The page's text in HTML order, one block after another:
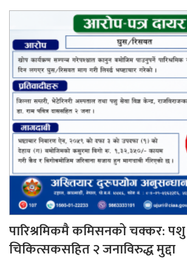
पारिश्रमिकमै कमिसनको चक्कर: पशु
चिकित्सकसहित २ जनाविरुद्ध मुद्दा